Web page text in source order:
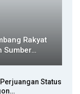
Rakyat
Sumber…
Status